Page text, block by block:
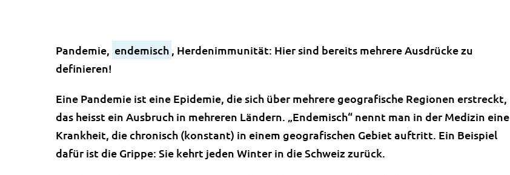
Pandemie, endemisch
, Herdenimmunität: Hier sind bereits mehrere Ausdrücke zu
definieren!
Eine Pandemie ist eine Epidemie, die sich über mehrere geografische Regionen erstreckt,
das heisst ein Ausbruch in mehreren Ländern. „Endemisch“ nennt man in der Medizin eine
Krankheit, die chronisch (konstant) in einem geografischen Gebiet auftritt. Ein Beispiel
dafür ist die Grippe: Sie kehrt jeden Winter in die Schweiz zurück.